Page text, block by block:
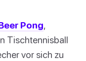
Pong,
Tischtennisball
vor sich zu